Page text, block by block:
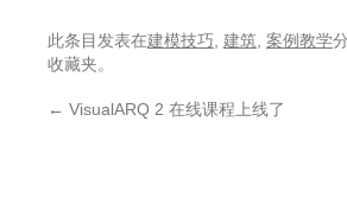
此条目发表在建模技巧 建筑 案例教学
收藏夹。
← VisualARQ 2 在线课程上线了